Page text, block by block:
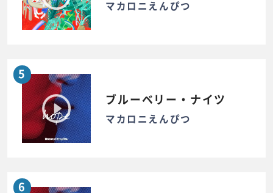
マカロニえんぴつ
5
ブルーベリー・ナイツ
マカロニえんぴつ
6